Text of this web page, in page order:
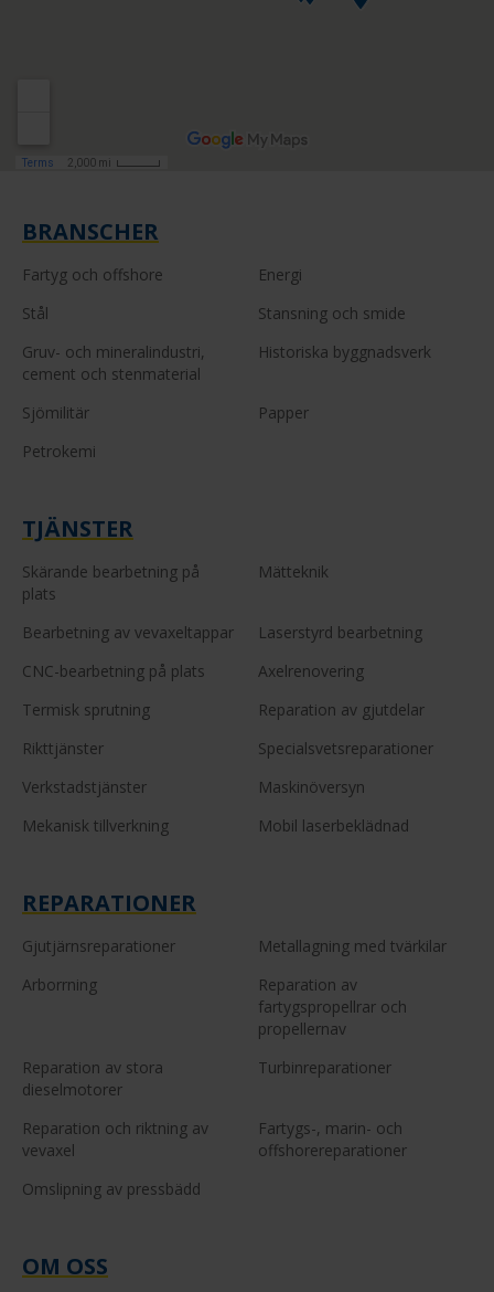
BRANSCHER
Fartyg och offshore
Energi
Stål
Stansning och smide
Gruv- och mineralindustri,
cement och stenmaterial
Historiska byggnadsverk
Sjömilitär
Papper
Petrokemi
TJÄNSTER
Skärande bearbetning på
plats
Mätteknik
Bearbetning av vevaxeltappar
Laserstyrd bearbetning
CNC-bearbetning på plats
Axelrenovering
Termisk sprutning
Reparation av gjutdelar
Rikttjänster
Specialsvetsreparationer
Verkstadstjänster
Maskinöversyn
Mekanisk tillverkning
Mobil laserbeklädnad
REPARATIONER
Gjutjärnsreparationer
Metallagning med tvärkilar
Arborrning
Reparation av
fartygspropellrar och
propellernav
Reparation av stora
dieselmotorer
Turbinreparationer
Reparation och riktning av
vevaxel
Fartygs-, marin- och
offshorereparationer
Omslipning av pressbädd
OM OSS